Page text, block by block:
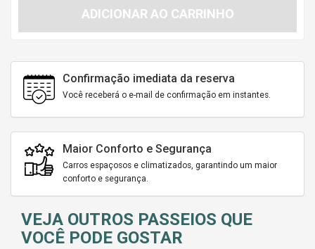
ADICIONAR AO CARRINHO
Confirmação imediata da reserva
Você receberá o e-mail de confirmação em instantes.
Maior Conforto e Segurança
Carros espaçosos e climatizados, garantindo um maior
conforto e segurança.
VEJA OUTROS PASSEIOS QUE
VOCÊ PODE GOSTAR